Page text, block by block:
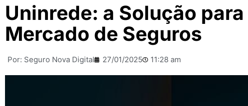
Uninrede: a Solução
Mercado de Seguros
Por: Seguro Nova Digital 27/01/2025 11:28 am